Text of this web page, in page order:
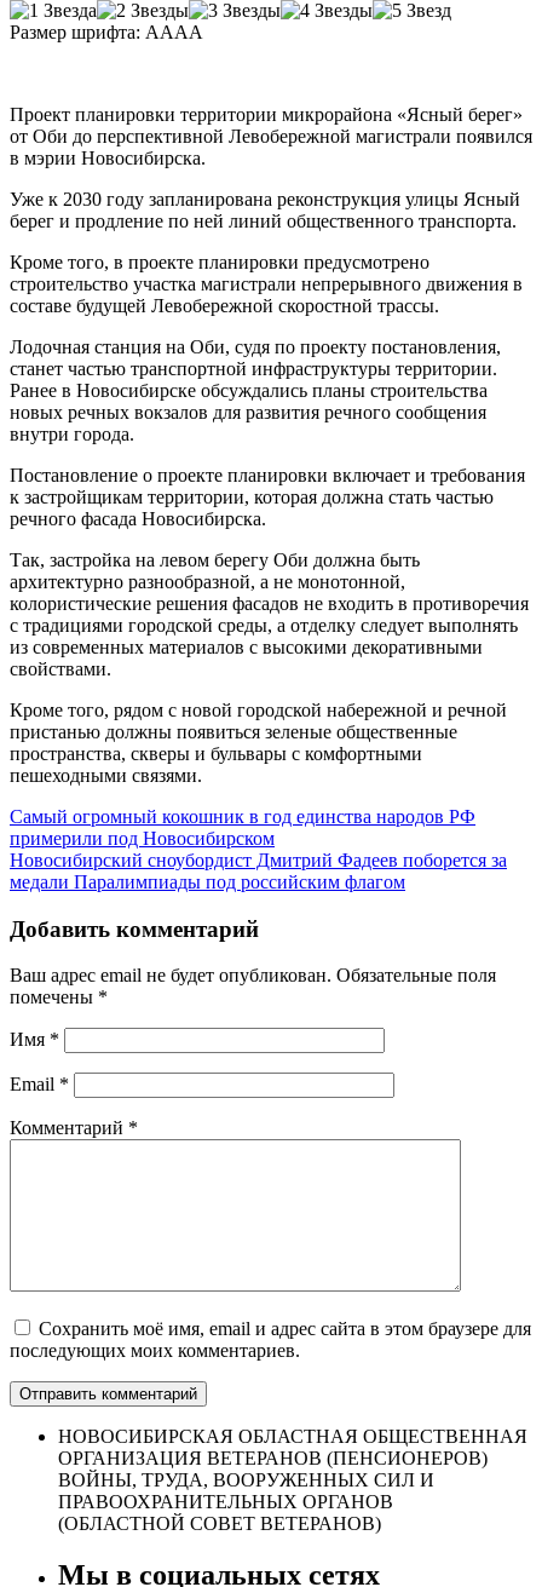
Размер шрифта: AAAA
Проект планировки территории микрорайона «Ясный берег»
от Оби до перспективной Левобережной магистрали появился
в мэрии Новосибирска.
Уже к 2030 году запланирована реконструкция улицы Ясный
берег и продление по ней линий общественного транспорта.
Кроме того, в проекте планировки предусмотрено
строительство участка магистрали непрерывного движения в
составе будущей Левобережной скоростной трассы.
Лодочная станция на Оби, судя по проекту постановления,
станет частью транспортной инфраструктуры территории.
Ранее в Новосибирске обсуждались планы строительства
новых речных вокзалов для развития речного сообщения
внутри города.
Постановление о проекте планировки включает и требования
к застройщикам территории, которая должна стать частью
речного фасада Новосибирска.
Так, застройка на левом берегу Оби должна быть
архитектурно разнообразной, а не монотонной,
колористические решения фасадов не входить в противоречия
с традициями городской среды, а отделку следует выполнять
из современных материалов с высокими декоративными
свойствами.
Кроме того, рядом с новой городской набережной и речной
пристанью должны появиться зеленые общественные
пространства, скверы и бульвары с комфортными
пешеходными связями.
Самый огромный кокошник в год единства народов РФ
примерили под Новосибирском
Новосибирский сноубордист Дмитрий Фадеев поборется за
медали Паралимпиады под российским флагом
Добавить комментарий
Ваш адрес email не будет опубликован. Обязательные поля
помечены *
Имя *
Email *
Комментарий *
Сохранить моё имя, email и адрес сайта в этом браузере для
последующих моих комментариев.
НОВОСИБИРСКАЯ ОБЛАСТНАЯ ОБЩЕСТВЕННАЯ
ОРГАНИЗАЦИЯ ВЕТЕРАНОВ (ПЕНСИОНЕРОВ)
ВОЙНЫ, ТРУДА, ВООРУЖЕННЫХ СИЛ И
ПРАВООХРАНИТЕЛЬНЫХ ОРГАНОВ
(ОБЛАСТНОЙ СОВЕТ ВЕТЕРАНОВ)
Мы в социальных сетях